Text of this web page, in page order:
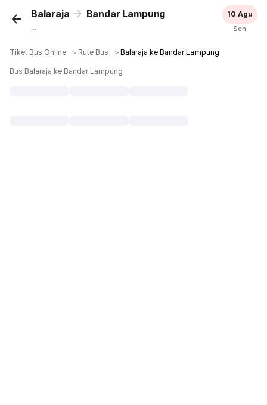
Balaraja Bandar Lampung
...
10 Agu
Sen
Tiket Bus Online ＞ Rute Bus ＞Balaraja ke Bandar Lampung
Bus Balaraja ke Bandar Lampung